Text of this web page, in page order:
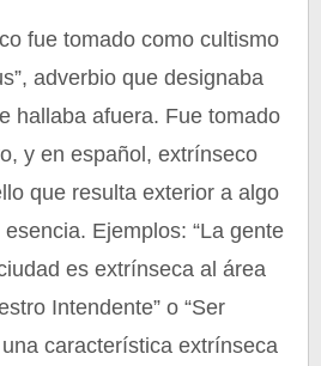
fue tomado como cultismo
adverbio que designaba
hallaba afuera. Fue tomado
y en español, extrínseco
que resulta exterior a algo
Ejemplos: “La gente
es extrínseca al área
Intendente” o “Ser
característica extrínseca